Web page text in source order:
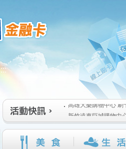
:::
高雄大樂購物中心 刷
新竹遠東巨城購物
115/08/26)
臺北三創生活 有點
高雄大樂購物中心
新竹遠東巨城購物中
115/08/26)
臺北三創生活 有點